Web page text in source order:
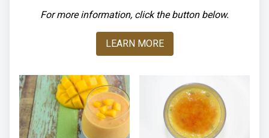
For more information, click the button below.
LEARN MORE